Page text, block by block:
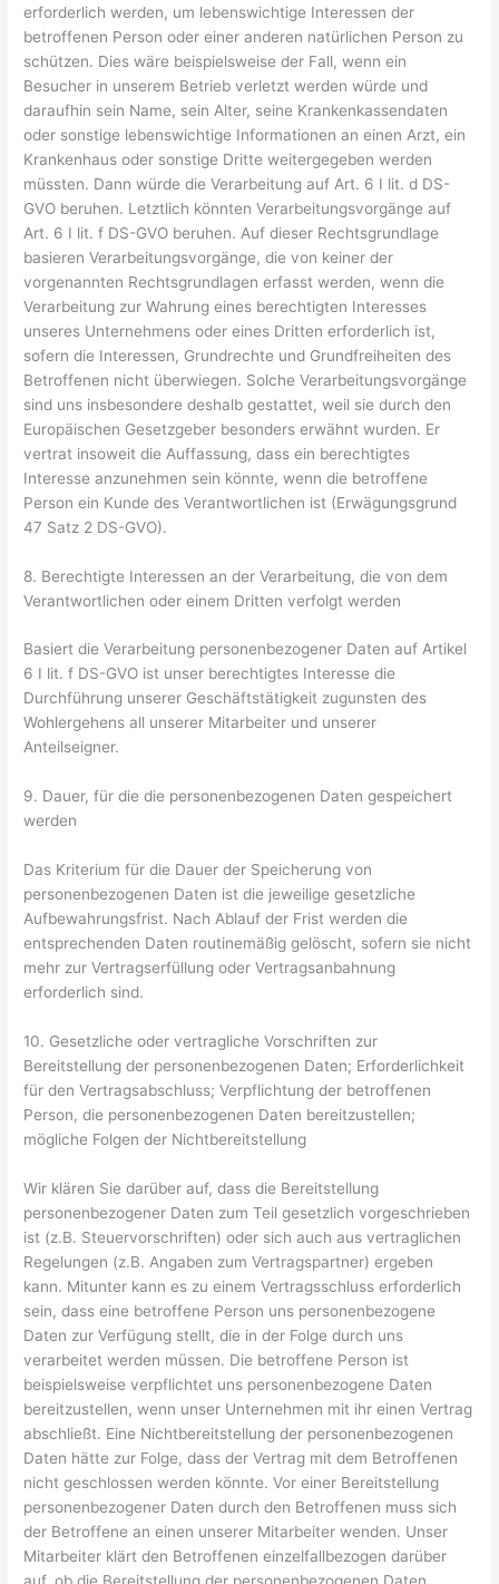
erforderlich werden, um lebenswichtige Interessen der
betroffenen Person oder einer anderen natürlichen Person zu
schützen. Dies wäre beispielsweise der Fall, wenn ein
Besucher in unserem Betrieb verletzt werden würde und
daraufhin sein Name, sein Alter, seine Krankenkassendaten
oder sonstige lebenswichtige Informationen an einen Arzt, ein
Krankenhaus oder sonstige Dritte weitergegeben werden
müssten. Dann würde die Verarbeitung auf Art. 6 I lit. d DS-
GVO beruhen. Letztlich könnten Verarbeitungsvorgänge auf
Art. 6 I lit. f DS-GVO beruhen. Auf dieser Rechtsgrundlage
basieren Verarbeitungsvorgänge, die von keiner der
vorgenannten Rechtsgrundlagen erfasst werden, wenn die
Verarbeitung zur Wahrung eines berechtigten Interesses
unseres Unternehmens oder eines Dritten erforderlich ist,
sofern die Interessen, Grundrechte und Grundfreiheiten des
Betroffenen nicht überwiegen. Solche Verarbeitungsvorgänge
sind uns insbesondere deshalb gestattet, weil sie durch den
Europäischen Gesetzgeber besonders erwähnt wurden. Er
vertrat insoweit die Auffassung, dass ein berechtigtes
Interesse anzunehmen sein könnte, wenn die betroffene
Person ein Kunde des Verantwortlichen ist (Erwägungsgrund
47 Satz 2 DS-GVO).
8. Berechtigte Interessen an der Verarbeitung, die von dem
Verantwortlichen oder einem Dritten verfolgt werden
Basiert die Verarbeitung personenbezogener Daten auf Artikel
6 I lit. f DS-GVO ist unser berechtigtes Interesse die
Durchführung unserer Geschäftstätigkeit zugunsten des
Wohlergehens all unserer Mitarbeiter und unserer
Anteilseigner.
9. Dauer, für die die personenbezogenen Daten gespeichert
werden
Das Kriterium für die Dauer der Speicherung von
personenbezogenen Daten ist die jeweilige gesetzliche
Aufbewahrungsfrist. Nach Ablauf der Frist werden die
entsprechenden Daten routinemäßig gelöscht, sofern sie nicht
mehr zur Vertragserfüllung oder Vertragsanbahnung
erforderlich sind.
10. Gesetzliche oder vertragliche Vorschriften zur
Bereitstellung der personenbezogenen Daten; Erforderlichkeit
für den Vertragsabschluss; Verpflichtung der betroffenen
Person, die personenbezogenen Daten bereitzustellen;
mögliche Folgen der Nichtbereitstellung
Wir klären Sie darüber auf, dass die Bereitstellung
personenbezogener Daten zum Teil gesetzlich vorgeschrieben
ist (z.B. Steuervorschriften) oder sich auch aus vertraglichen
Regelungen (z.B. Angaben zum Vertragspartner) ergeben
kann. Mitunter kann es zu einem Vertragsschluss erforderlich
sein, dass eine betroffene Person uns personenbezogene
Daten zur Verfügung stellt, die in der Folge durch uns
verarbeitet werden müssen. Die betroffene Person ist
beispielsweise verpflichtet uns personenbezogene Daten
bereitzustellen, wenn unser Unternehmen mit ihr einen Vertrag
abschließt. Eine Nichtbereitstellung der personenbezogenen
Daten hätte zur Folge, dass der Vertrag mit dem Betroffenen
nicht geschlossen werden könnte. Vor einer Bereitstellung
personenbezogener Daten durch den Betroffenen muss sich
der Betroffene an einen unserer Mitarbeiter wenden. Unser
Mitarbeiter klärt den Betroffenen einzelfallbezogen darüber